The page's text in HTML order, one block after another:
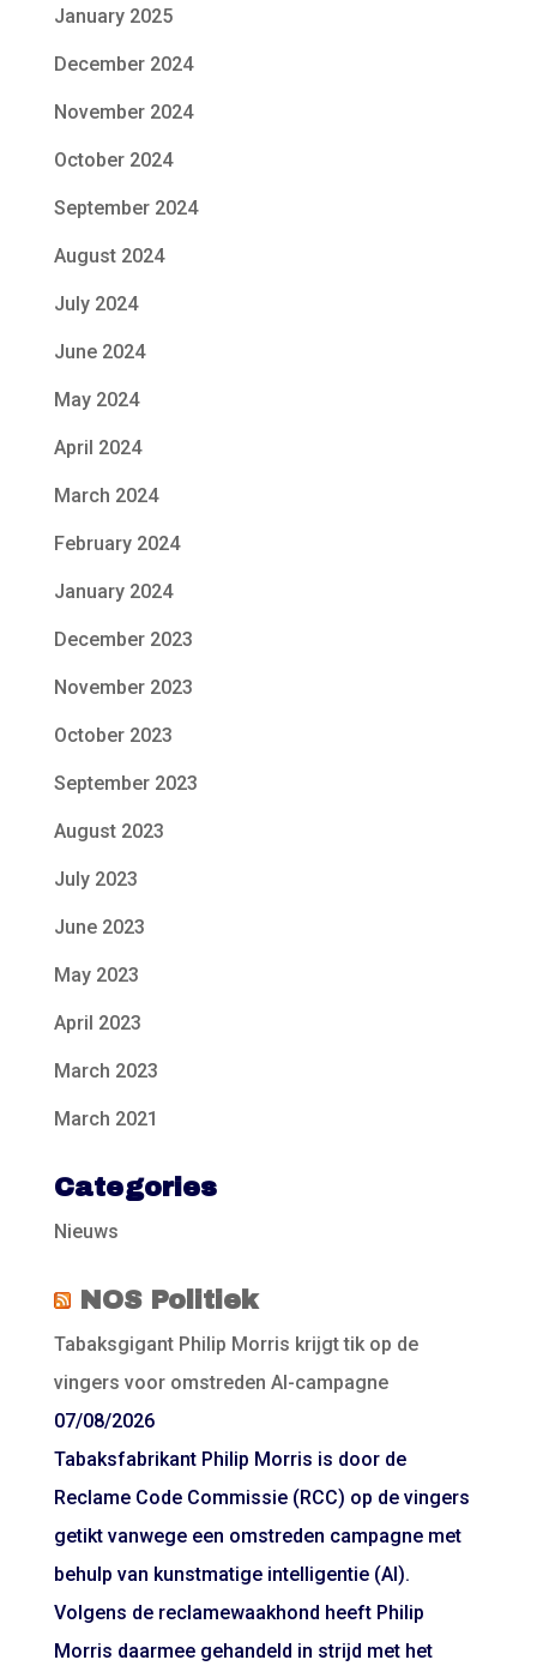
January 2025
December 2024
November 2024
October 2024
September 2024
August 2024
July 2024
June 2024
May 2024
April 2024
March 2024
February 2024
January 2024
December 2023
November 2023
October 2023
September 2023
August 2023
July 2023
June 2023
May 2023
April 2023
March 2023
March 2021
Categories
Nieuws
NOS Politiek
Tabaksgigant Philip Morris krijgt tik op de
vingers voor omstreden AI-campagne
07/08/2026
Tabaksfabrikant Philip Morris is door de
Reclame Code Commissie (RCC) op de vingers
getikt vanwege een omstreden campagne met
behulp van kunstmatige intelligentie (AI).
Volgens de reclamewaakhond heeft Philip
Morris daarmee gehandeld in strijd met het